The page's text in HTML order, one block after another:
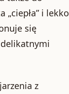
i lekko
się
z